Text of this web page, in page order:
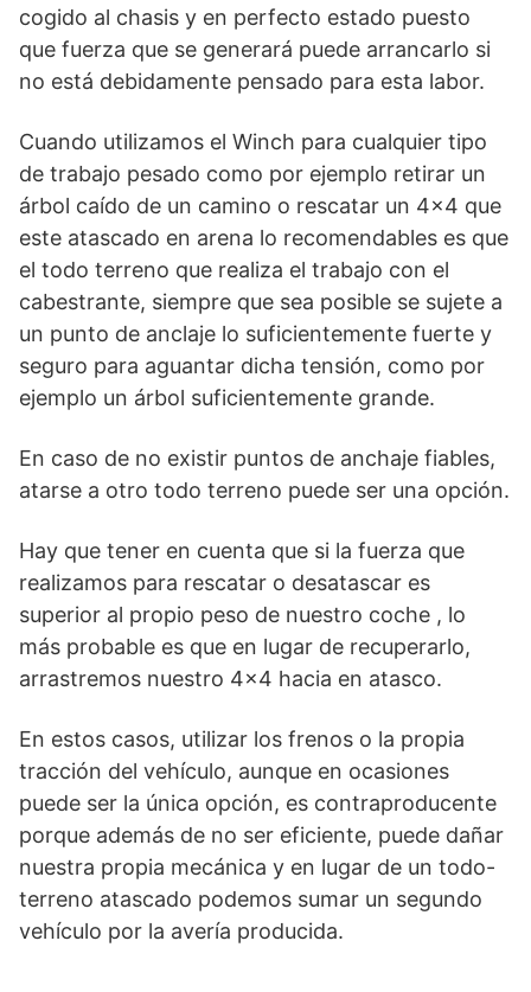
cogido al chasis y en perfecto estado puesto
que fuerza que se generará puede arrancarlo si
no está debidamente pensado para esta labor.
Cuando utilizamos el Winch para cualquier tipo
de trabajo pesado como por ejemplo retirar un
árbol caído de un camino o rescatar un 4×4 que
este atascado en arena lo recomendables es que
el todo terreno que realiza el trabajo con el
cabestrante, siempre que sea posible se sujete a
un punto de anclaje lo suficientemente fuerte y
seguro para aguantar dicha tensión, como por
ejemplo un árbol suficientemente grande.
En caso de no existir puntos de anchaje fiables,
atarse a otro todo terreno puede ser una opción.
Hay que tener en cuenta que si la fuerza que
realizamos para rescatar o desatascar es
superior al propio peso de nuestro coche , lo
más probable es que en lugar de recuperarlo,
arrastremos nuestro 4×4 hacia en atasco.
En estos casos, utilizar los frenos o la propia
tracción del vehículo, aunque en ocasiones
puede ser la única opción, es contraproducente
porque además de no ser eficiente, puede dañar
nuestra propia mecánica y en lugar de un todo-
terreno atascado podemos sumar un segundo
vehículo por la avería producida.